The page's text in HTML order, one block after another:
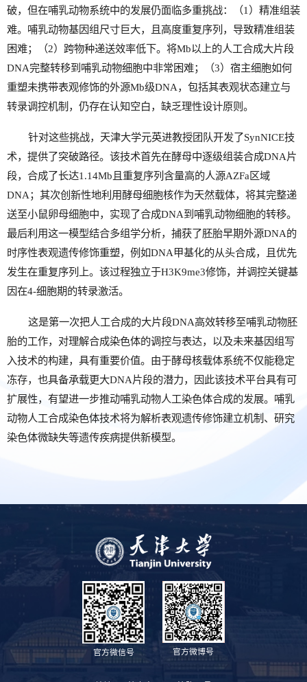
破，但在哺乳动物系统中的发展仍面临多重挑战：（1）精准组装
难。哺乳动物基因组尺寸巨大，且高度重复序列，导致精准组装
困难；（2）跨物种递送效率低下。将Mb以上的人工合成大片段
DNA完整转移到哺乳动物细胞中非常困难；（3）宿主细胞如何
重塑未携带表观修饰的外源Mb级DNA，包括其表观状态建立与
转录调控机制，仍存在认知空白，缺乏理性设计原则。
针对这些挑战，天津大学元英进教授团队开发了SynNICE技
术，提供了突破路径。该技术首先在酵母中逐级组装合成DNA片
段，合成了长达1.14Mb且重复序列含量高的人源AZFa区域
DNA；其次创新性地利用酵母细胞核作为天然载体，将其完整递
送至小鼠卵母细胞中，实现了合成DNA到哺乳动物细胞的转移。
最后利用这一模型结合多组学分析，捕获了胚胎早期外源DNA的
时序性表观遗传修饰重塑，例如DNA甲基化的从头合成，且优先
发生在重复序列上。该过程独立于H3K9me3修饰，并调控关键基
因在4-细胞期的转录激活。
这是第一次把人工合成的大片段DNA高效转移至哺乳动物胚
胎的工作，对理解合成染色体的调控与表达，以及未来基因组写
入技术的构建，具有重要价值。由于酵母核载体系统不仅能稳定
冻存，也具备承载更大DNA片段的潜力，因此该技术平台具有可
扩展性，有望进一步推动哺乳动物人工染色体合成的发展。哺乳
动物人工合成染色体技术将为解析表观遗传修饰建立机制、研究
染色体微缺失等遗传疾病提供新模型。
官方微信号 官方微博号